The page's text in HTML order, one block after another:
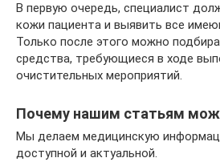
В первую очередь, специалист
кожи пациента и выявить все
Только после этого можно
средства, требующиеся в ходе
очистительных мероприятий.
Почему нашим статьям
Мы делаем медицинскую
доступной и актуальной.